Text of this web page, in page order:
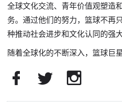
全球文化交流、青年价值观塑造
务。通过他们的努力，篮球不再
种推动社会进步和文化认同的强大
随着全球化的不断深入，篮球巨